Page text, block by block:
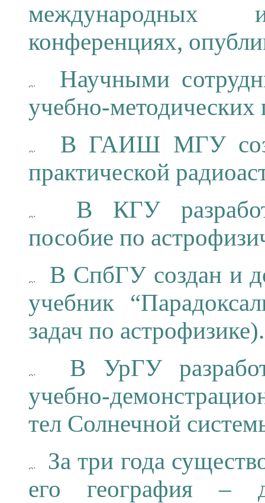
конференциях,
Научными
учебно-методических
В ГАИШ МГУ
практической
В КГУ
пособие по
В СпбГУ создан и
учебник
задач по астрофизике).
В УрГУ
учебно-
тел Солнечной
За три года
его география –